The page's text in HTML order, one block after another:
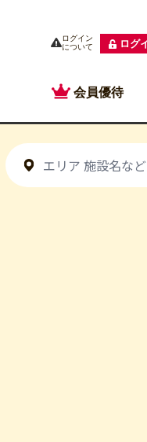
ログイン
について
ログ
会員優待